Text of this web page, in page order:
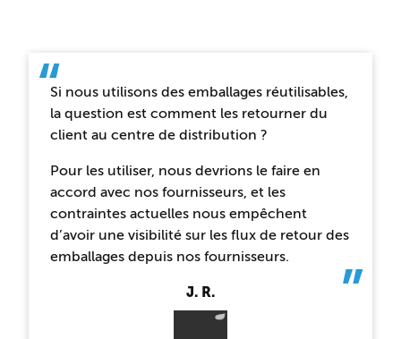
Si nous utilisons des emballages réutilisables,
la question est comment les retourner du
client au centre de distribution ?
Pour les utiliser, nous devrions le faire en
accord avec nos fournisseurs, et les
contraintes actuelles nous empêchent
d’avoir une visibilité sur les flux de retour des
emballages depuis nos fournisseurs.
J. R.